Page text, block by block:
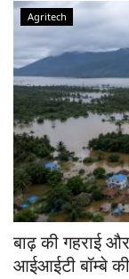
Agritech
बाढ़ की गहराई
आईआईटी बॉम्बे